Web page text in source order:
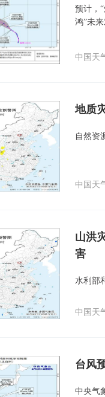
预计，
鸿”未来
中国天
地质
自然资
中国天
山洪
害
水利部
中国天
台风
中央气